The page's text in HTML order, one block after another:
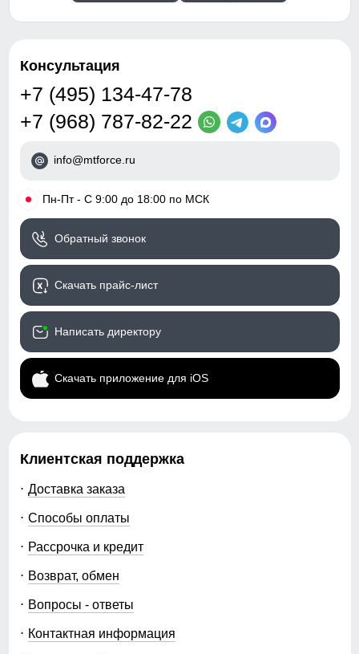
Консультация
+7 (495) 134-47-78
+7 (968) 787-82-22
info@mtforce.ru
• Пн-Пт - С 9:00 до 18:00 по МСК
Обратный звонок
Скачать прайс-лист
Написать директору
Скачать приложение для iOS
Клиентская поддержка
Доставка заказа
Способы оплаты
Рассрочка и кредит
Возврат, обмен
Вопросы - ответы
Контактная информация